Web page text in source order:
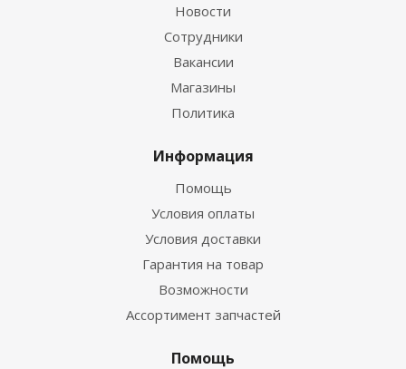
Новости
Сотрудники
Вакансии
Магазины
Политика
Информация
Помощь
Условия оплаты
Условия доставки
Гарантия на товар
Возможности
Ассортимент запчастей
Помощь